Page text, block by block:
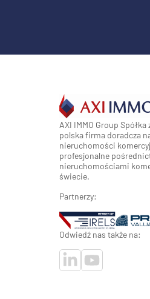
AXI IMMO Group
polska firma doradcza
nieruchomości
profesjonalne
nieruchomościami
świecie.
Partnerzy:
Odwiedź nas także na: